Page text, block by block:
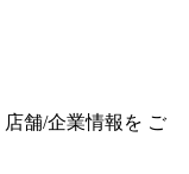
店舗/企業情報を ご